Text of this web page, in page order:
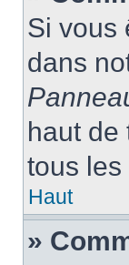
Si vous
dans
haut de
tous les
Haut
»